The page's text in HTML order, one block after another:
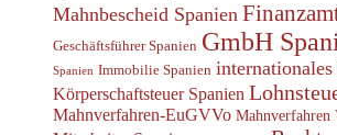
Mahnbescheid Spanien
Geschäftsführer Spanien GmbH
Spanien Immobilie Spanien
Körperschaftsteuer Spanien
Mahnverfahren-EuGVVo Mahnverfahren